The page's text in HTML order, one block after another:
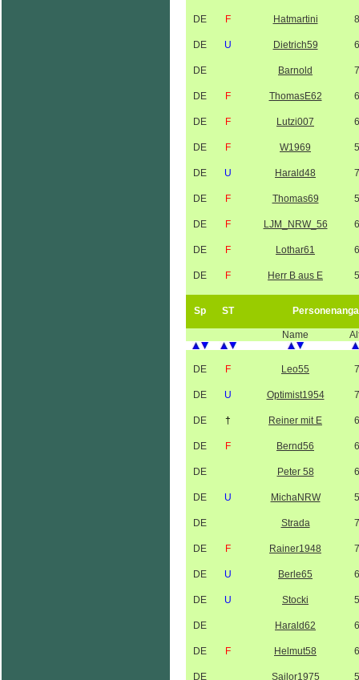
DE F Hatmartini
DE U Dietrich59
DE Barnold
DE F ThomasE62
DE F Lutzi007
DE F W1969
DE U Harald48
DE F Thomas69
DE F LJM_NRW_56
DE F Lothar61
DE F Herr B aus E
Sp ST
Name
DE F Leo55
DE U Optimist1954
DE † Reiner mit E
DE F Bernd56
DE Peter 58
DE U MichaNRW
DE Strada
DE F Rainer1948
DE U Berle65
DE U Stocki
DE Harald62
DE F Helmut58
DE Sailor1975